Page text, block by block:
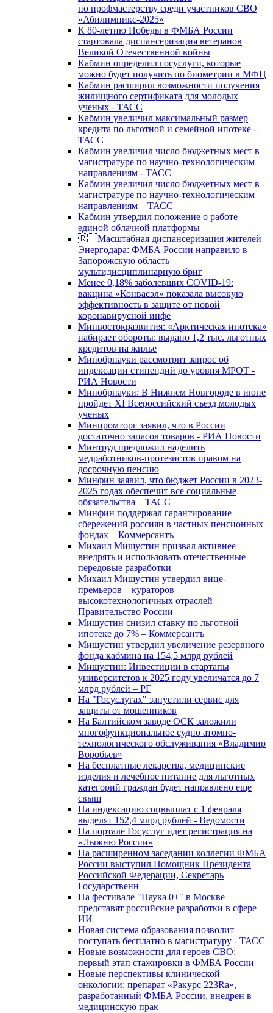
по профмастерству среди участников СВО
«Абилимпикс-2025»
К 80-летию Победы в ФМБА России
стартовала диспансеризация ветеранов
Великой Отечественной войны
Кабмин определил госуслуги, которые
можно будет получить по биометрии в МФЦ
Кабмин расширил возможности получения
жилищного сертификата для молодых
ученых - ТАСС
Кабмин увеличил максимальный размер
кредита по льготной и семейной ипотеке -
ТАСС
Кабмин увеличил число бюджетных мест в
магистратуре по научно-технологическим
направлениям - ТАСС
Кабмин увеличил число бюджетных мест в
магистратуре по научно-технологическим
направлениям – ТАСС
Кабмин утвердил положение о работе
единой облачной платформы
🇷🇺Масштабная диспансеризация жителей
Энергодара: ФМБА России направило в
Запорожскую область
мультидисциплинарную бриг
Менее 0,18% заболевших COVID-19:
вакцина «Конвасэл» показала высокую
эффективность в защите от новой
коронавирусной инфе
Минвостокразвития: «Арктическая ипотека»
набирает обороты: выдано 1,2 тыс. льготных
кредитов на жилье
Минобрнауки рассмотрит запрос об
индексации стипендий до уровня МРОТ -
РИА Новости
Минобрнауки: В Нижнем Новгороде в июне
пройдет XI Всероссийский съезд молодых
ученых
Минпромторг заявил, что в России
достаточно запасов товаров - РИА Новости
Минтруд предложил наделить
медработников-протезистов правом на
досрочную пенсию
Минфин заявил, что бюджет России в 2023-
2025 годах обеспечит все социальные
обязательства – ТАСС
Минфин поддержал гарантирование
сбережений россиян в частных пенсионных
фондах – Коммерсантъ
Михаил Мишустин призвал активнее
внедрять и использовать отечественные
передовые разработки
Михаил Мишустин утвердил вице-
премьеров – кураторов
высокотехнологичных отраслей –
Правительство России
Мишустин снизил ставку по льготной
ипотеке до 7% – Коммерсантъ
Мишустин утвердил увеличение резервного
фонда кабмина на 154,5 млрд рублей
Мишустин: Инвестиции в стартапы
университетов к 2025 году увеличатся до 7
млрд рублей – РГ
На "Госуслугах" запустили сервис для
защиты от мошенников
На Балтийском заводе ОСК заложили
многофункциональное судно атомно-
технологического обслуживания «Владимир
Воробьев»
На бесплатные лекарства, медицинские
изделия и лечебное питание для льготных
категорий граждан будет направлено еще
свыш
На индексацию соцвыплат с 1 февраля
выделят 152,4 млрд рублей - Ведомости
На портале Госуслуг идет регистрация на
«Лыжню России»
На расширенном заседании коллегии ФМБА
России выступил Помощник Президента
Российской Федерации, Секретарь
Государственн
На фестивале "Наука 0+" в Москве
представят российские разработки в сфере
ИИ
Новая система образования позволит
поступать бесплатно в магистратуру - ТАСС
Новые возможности для героев СВО:
первый этап стажировки в ФМБА России
Новые перспективы клинической
онкологии: препарат «Ракурс 223Ra»,
разработанный ФМБА России, внедрен в
медицинскую прак